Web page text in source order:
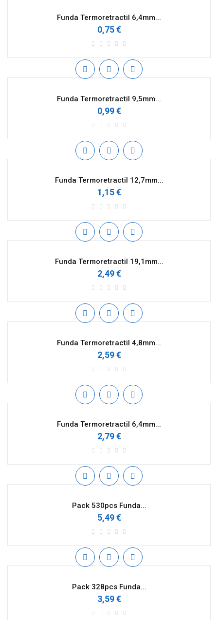
Funda Termoretractil 6,4mm...
0,75 €
Funda Termoretractil 9,5mm...
0,99 €
Funda Termoretractil 12,7mm...
1,15 €
Funda Termoretractil 19,1mm...
2,49 €
Funda Termoretractil 4,8mm...
2,59 €
Funda Termoretractil 6,4mm...
2,79 €
Pack 530pcs Funda...
5,49 €
Pack 328pcs Funda...
3,59 €